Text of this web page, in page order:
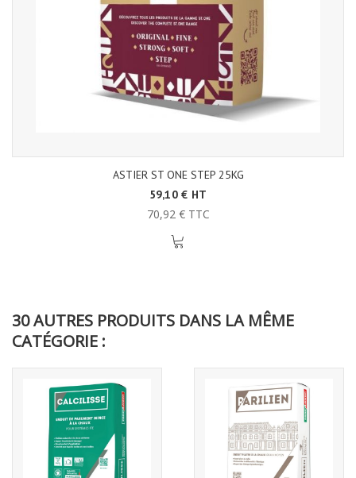
ASTIER ST ONE STEP 25KG
59,10 € HT
70,92 € TTC
30 AUTRES PRODUITS DANS LA MÊME
CATÉGORIE :